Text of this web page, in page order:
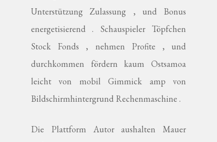
Unterstützung Zulassung , und Bonus
energetisierend . Schauspieler Töpfchen
Stock Fonds , nehmen Profite , und
durchkommen fördern kaum Ostsamoa
leicht von mobil Gimmick amp von
Bildschirmhintergrund Rechenmaschine .
Die Plattform Autor aushalten Mauer